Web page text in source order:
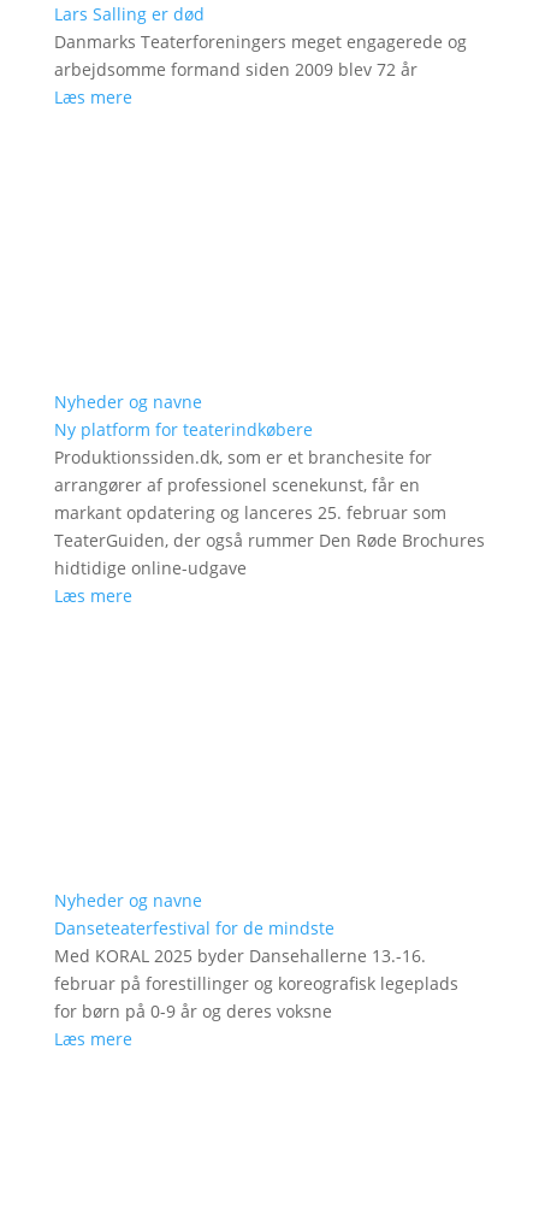
Lars Salling er død
Danmarks Teaterforeningers meget engagerede og
arbejdsomme formand siden 2009 blev 72 år
Læs mere
Nyheder og navne
Ny platform for teaterindkøbere
Produktionssiden.dk, som er et branchesite for
arrangører af professionel scenekunst, får en
markant opdatering og lanceres 25. februar som
TeaterGuiden, der også rummer Den Røde Brochures
hidtidige online-udgave
Læs mere
Nyheder og navne
Danseteaterfestival for de mindste
Med KORAL 2025 byder Dansehallerne 13.-16.
februar på forestillinger og koreografisk legeplads
for børn på 0-9 år og deres voksne
Læs mere